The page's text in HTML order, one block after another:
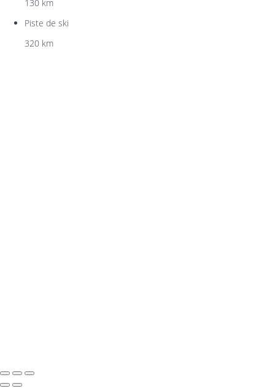
130 km
Piste de ski
320 km